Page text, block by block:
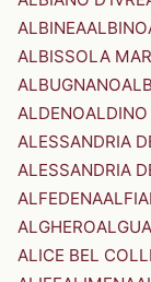
ALBINEAALBINO
ALBISSOLA
ALBUGNANO
ALDENOALDINO
ALESSANDRIA
ALESSANDRIA
ALFEDENA
ALGHEROALGUA
ALICE BEL